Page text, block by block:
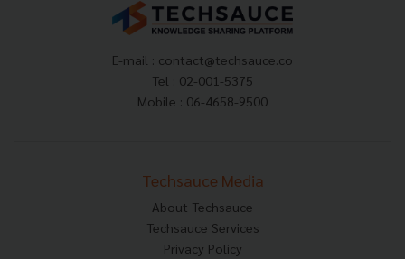
E-mail : contact@techsauce.co
Tel : 02-001-5375
Mobile : 06-4658-9500
Techsauce Media
About Techsauce
Techsauce Services
Privacy Policy